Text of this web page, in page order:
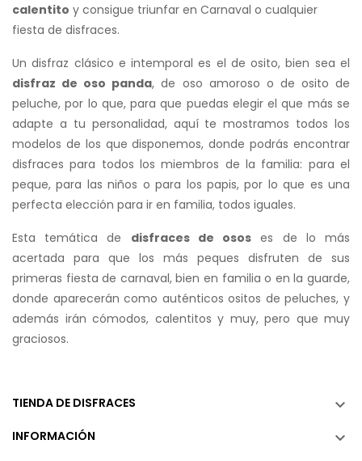
calentito y consigue triunfar en Carnaval o cualquier
fiesta de disfraces.
Un disfraz clásico e intemporal es el de osito, bien sea el
disfraz de oso panda, de oso amoroso o de osito de
peluche, por lo que, para que puedas elegir el que más se
adapte a tu personalidad, aquí te mostramos todos los
modelos de los que disponemos, donde podrás encontrar
disfraces para todos los miembros de la familia: para el
peque, para las niños o para los papis, por lo que es una
perfecta elección para ir en familia, todos iguales.
Esta temática de disfraces de osos es de lo más
acertada para que los más peques disfruten de sus
primeras fiesta de carnaval, bien en familia o en la guarde,
donde aparecerán como auténticos ositos de peluches, y
además irán cómodos, calentitos y muy, pero que muy
graciosos.
TIENDA DE DISFRACES 
INFORMACIÓN 